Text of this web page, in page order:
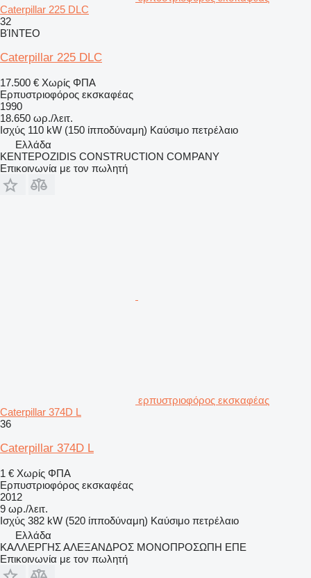
Caterpillar 225 DLC
32
ΒΊΝΤΕΟ
Caterpillar 225 DLC
17.500 € Χωρίς ΦΠΑ
Ερπυστριοφόρος εκσκαφέας
1990
18.650 ωρ./λειτ.
Ισχύς 110 kW (150 ίπποδύναμη) Καύσιμο πετρέλαιο
Ελλάδα
KENTEPOZIDIS CONSTRUCTION COMPANY
Επικοινωνία με τον πωλητή
ερπυστριοφόρος εκσκαφέας
Caterpillar 374D L
36
Caterpillar 374D L
1 € Χωρίς ΦΠΑ
Ερπυστριοφόρος εκσκαφέας
2012
9 ωρ./λειτ.
Ισχύς 382 kW (520 ίπποδύναμη) Καύσιμο πετρέλαιο
Ελλάδα
ΚΑΛΛΕΡΓΗΣ ΑΛΕΞΑΝΔΡΟΣ ΜΟΝΟΠΡΟΣΩΠΗ ΕΠΕ
Επικοινωνία με τον πωλητή